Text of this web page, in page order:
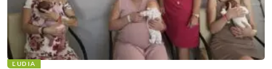
ĽUDIA